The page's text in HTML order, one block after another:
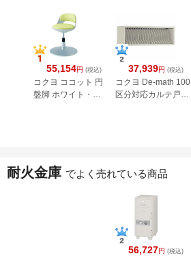
55,154円 (税込)
コクヨ ココット 円
盤脚 ホワイト・サ
37,939円 (税込)
コクヨ De-math 100
区分対応カルテ戸棚
耐火金庫 でよく売れている商品
56,727円 (税込)